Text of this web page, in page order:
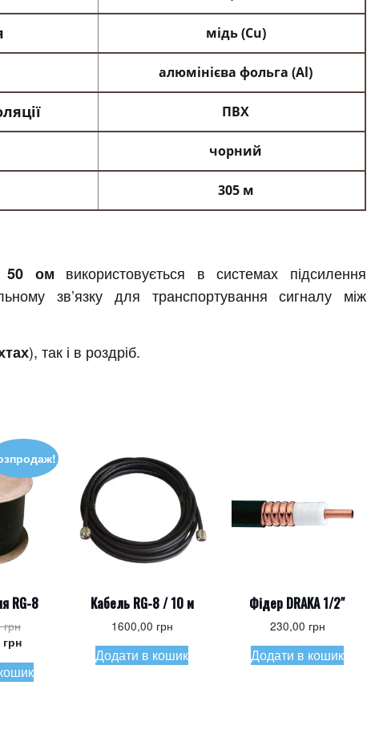
мідь (Cu)
алюмінієва фольга (Al)
ПВХ
чорний
305 м
ом використовується в системах підсилення
зв’язку для транспортування сигналу між
), так і в роздріб.
RG-8
грнОригінальна
ціна:
грнПоточна
30500,00 грн.
Кабель RG-8 / 10 м
1600,00 грн
Додати в кошик
Фідер DRAKA 1/2″
230,00 грн
Додати в кошик